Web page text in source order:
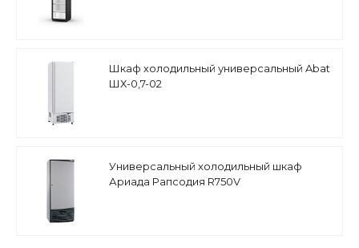
Шкаф холодильный универсальный Abat
ШХ-0,7-02
Универсальный холодильный шкаф
Ариада Рапсодия R750V